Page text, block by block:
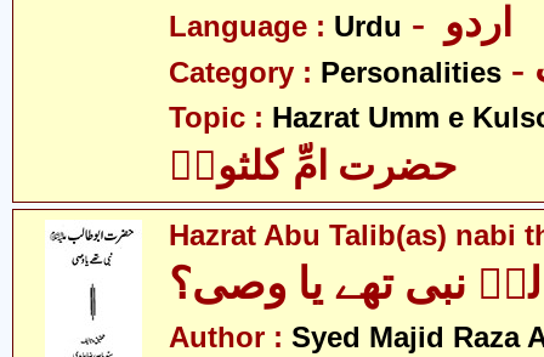
Language : Urdu
Category : Personalities
Topic : Hazrat Umm e
حضرت امِّ کلثومؑ
Hazrat Abu Talib(as) nabi
نبی تھے یا وصی؟
Author : Syed Majid Raza